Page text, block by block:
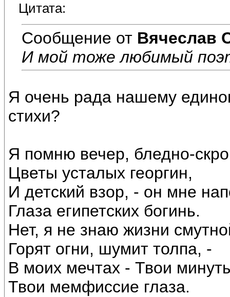
Цитата:
Сообщение от Вячеслав
И мой тоже любимый
Я очень рада нашему
стихи?
Я помню вечер, бледно-
Цветы усталых георгин,
И детский взор, - он мне
Глаза египетских богинь.
Нет, я не знаю жизни
Горят огни, шумит толпа, -
В моих мечтах - Твои
Твои мемфиссие глаза.